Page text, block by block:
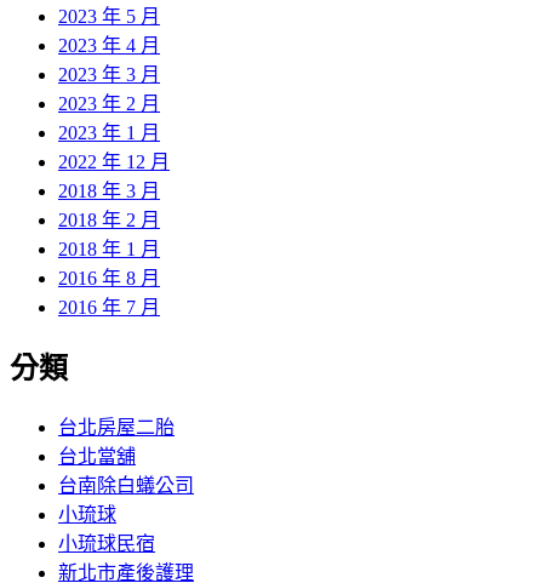
2023 年 5 月
2023 年 4 月
2023 年 3 月
2023 年 2 月
2023 年 1 月
2022 年 12 月
2018 年 3 月
2018 年 2 月
2018 年 1 月
2016 年 8 月
2016 年 7 月
分類
台北房屋二胎
台北當舖
台南除白蟻公司
小琉球
小琉球民宿
新北市產後護理